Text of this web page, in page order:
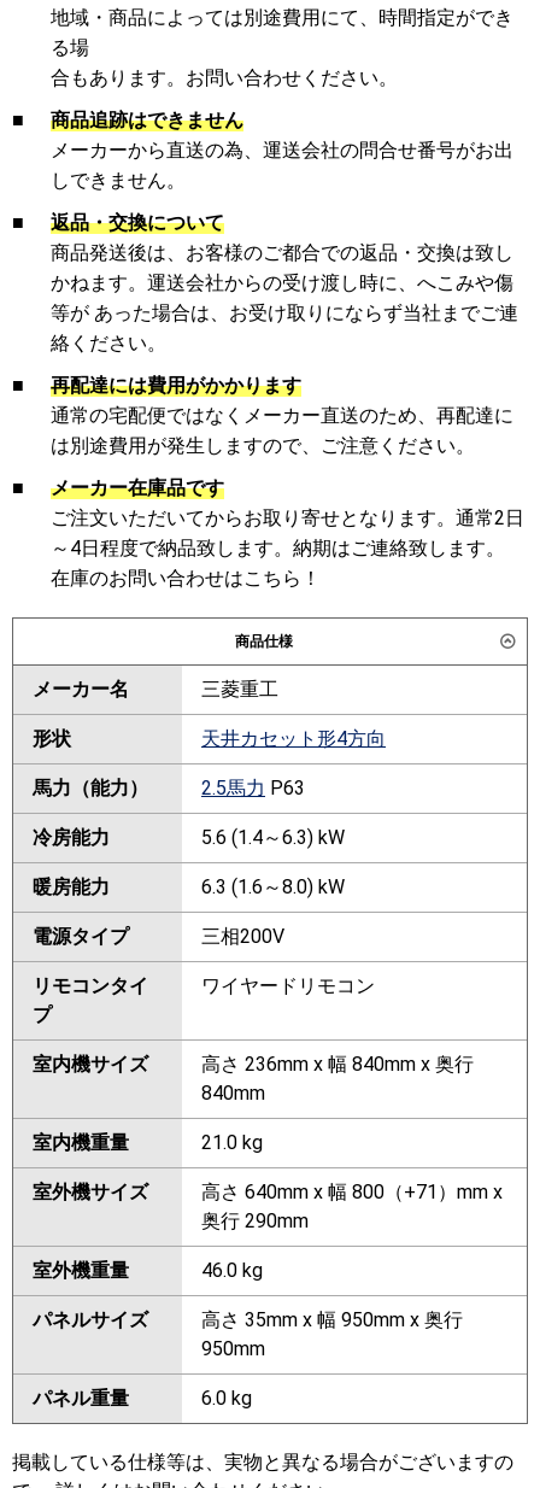
地域・商品によっては別途費用にて、時間指定ができ
る場
合もあります。お問い合わせください。
■
商品追跡はできません
メーカーから直送の為、運送会社の問合せ番号がお出
しできません。
■
返品・交換について
商品発送後は、お客様のご都合での返品・交換は致し
かねます。運送会社からの受け渡し時に、へこみや傷
等が あった場合は、お受け取りにならず当社までご連
絡ください。
■
再配達には費用がかかります
通常の宅配便ではなくメーカー直送のため、再配達に
は別途費用が発生しますので、ご注意ください。
■
メーカー在庫品です
ご注文いただいてからお取り寄せとなります。通常2日
～4日程度で納品致します。納期はご連絡致します。
在庫のお問い合わせはこちら！
商品仕様
メーカー名 三菱重工
形状 天井カセット形4方向
馬力（能力） 2.5馬力 P63
冷房能力 5.6 (1.4～6.3) kW
暖房能力 6.3 (1.6～8.0) kW
電源タイプ 三相200V
リモコンタイ
プ
ワイヤードリモコン
室内機サイズ
高さ 236mm x 幅 840mm x 奥行
840mm
室内機重量 21.0 kg
室外機サイズ
高さ 640mm x 幅 800（+71）mm x
奥行 290mm
室外機重量 46.0 kg
パネルサイズ
高さ 35mm x 幅 950mm x 奥行
950mm
パネル重量 6.0 kg
掲載している仕様等は、実物と異なる場合がございますの